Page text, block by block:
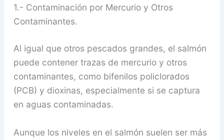
1.- Contaminación por Mercurio y Otros
Contaminantes.
Al igual que otros pescados grandes, el salmón
puede contener trazas de mercurio y otros
contaminantes, como bifenilos policlorados
(PCB) y dioxinas, especialmente si se captura
en aguas contaminadas.
Aunque los niveles en el salmón suelen ser más